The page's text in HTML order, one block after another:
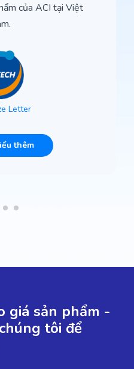
của ACI tại Việt
Letter
thêm
giá sản phẩm -
tôi để